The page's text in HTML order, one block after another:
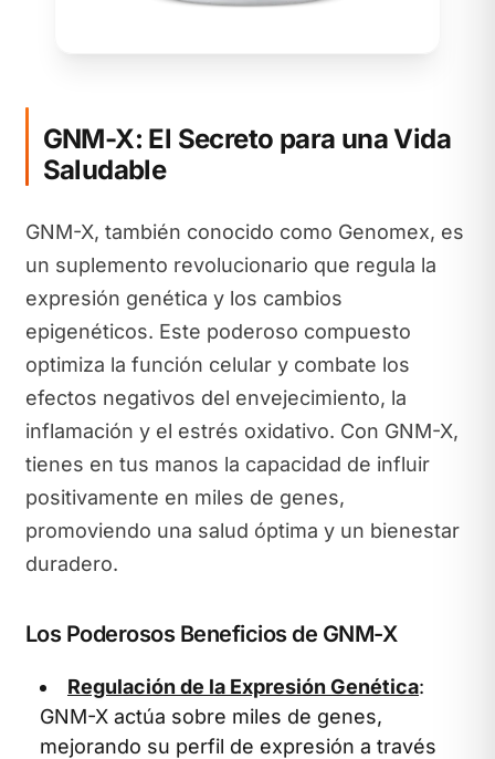
GNM-X: El Secreto para una Vida
Saludable
GNM-X, también conocido como Genomex, es
un suplemento revolucionario que regula la
expresión genética y los cambios
epigenéticos. Este poderoso compuesto
optimiza la función celular y combate los
efectos negativos del envejecimiento, la
inflamación y el estrés oxidativo. Con GNM-X,
tienes en tus manos la capacidad de influir
positivamente en miles de genes,
promoviendo una salud óptima y un bienestar
duradero.
Los Poderosos Beneficios de GNM-X
Regulación de la Expresión Genética:
GNM-X actúa sobre miles de genes,
mejorando su perfil de expresión a través